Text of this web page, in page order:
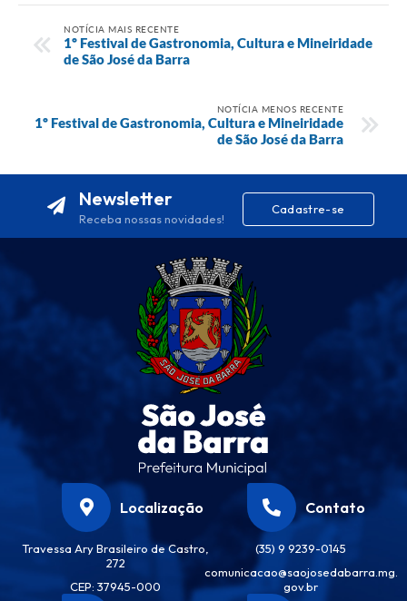
NOTÍCIA MAIS RECENTE
1º Festival de Gastronomia, Cultura e Mineiridade
de São José da Barra
NOTÍCIA MENOS RECENTE
1º Festival de Gastronomia, Cultura e Mineiridade
de São José da Barra
Newsletter
Receba nossas novidades!
Cadastre-se
Localização
Travessa Ary Brasileiro de Castro,
272
CEP: 37945-000
Contato
(35) 9 9239-0145
comunicacao@saojosedabarra.mg.
gov.br